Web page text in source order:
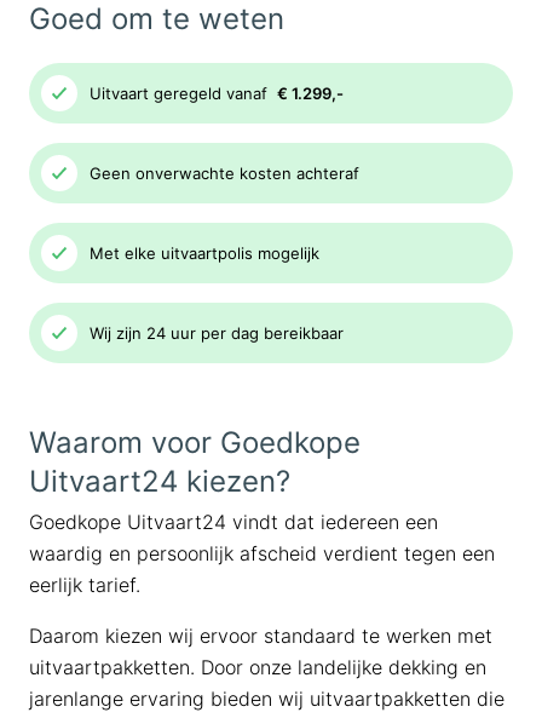
Goed om te weten
Uitvaart geregeld vanaf € 1.299,-
Geen onverwachte kosten achteraf
Met elke uitvaartpolis mogelijk
Wij zijn 24 uur per dag bereikbaar
Waarom voor Goedkope
Uitvaart24 kiezen?
Goedkope Uitvaart24 vindt dat iedereen een
waardig en persoonlijk afscheid verdient tegen een
eerlijk tarief.
Daarom kiezen wij ervoor standaard te werken met
uitvaartpakketten. Door onze landelijke dekking en
jarenlange ervaring bieden wij uitvaartpakketten die